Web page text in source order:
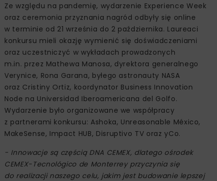
Ze względu na pandemię, wydarzenie Experience Week
oraz ceremonia przyznania nagród odbyły się online
w terminie od 21 września do 2 października. Laureaci
konkursu mieli okazję wymienić się doświadczeniami
oraz uczestniczyć w wykładach prowadzonych
m.in. przez Mathewa Manosa, dyrektora generalnego
Verynice, Rona Garana, byłego astronauty NASA
oraz Cristiny Ortiz, koordynator Business Innovation
Node na Universidad Iberoamericana del Golfo.
Wydarzenie było organizowane we współpracy
z partnerami konkursu: Ashoka, Unreasonable México,
MakeSense, Impact HUB, Disruptivo TV oraz yCo.
- Innowacje są częścią DNA CEMEX, dlatego ośrodek
CEMEX-Tecnológico de Monterrey przyczynia się
do realizacji naszego celu, jakim jest budowanie lepszej